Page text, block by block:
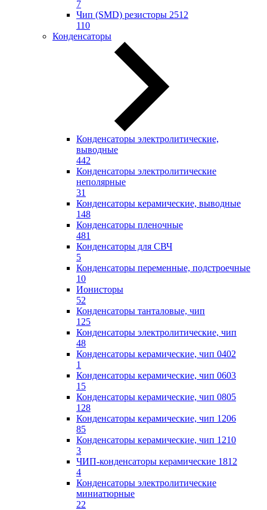
7
Чип (SMD) резисторы 2512
110
Конденсаторы
Конденсаторы электролитические,
выводные
442
Конденсаторы электролитические
неполярные
31
Конденсаторы керамические, выводные
148
Конденсаторы пленочные
481
Конденсаторы для СВЧ
5
Конденсаторы переменные, подстроечные
10
Ионисторы
52
Конденсаторы танталовые, чип
125
Конденсаторы электролитические, чип
48
Конденсаторы керамические, чип 0402
1
Конденсаторы керамические, чип 0603
15
Конденсаторы керамические, чип 0805
128
Конденсаторы керамические, чип 1206
85
Конденсаторы керамические, чип 1210
3
ЧИП-конденсаторы керамические 1812
4
Конденсаторы электролитические
миниатюрные
22